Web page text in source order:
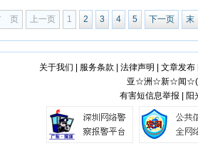
页 上一页 1 2 3 4 5 下一页
关于我们 服务条款 法律声明 文章发布|
亚☆洲☆新☆闻☆(
有害短信息举报 | 阳